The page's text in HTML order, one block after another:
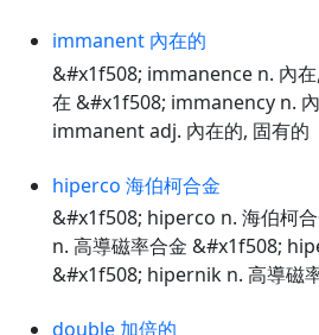
immanent 內在的
&#x1f508; immanence n. 內在
在 &#x1f508; immanency n.
immanent adj. 內在的, 固有的
hiperco 海伯柯合金
&#x1f508; hiperco n. 海伯柯
n. 高導磁率合金 &#x1f508;
&#x1f508; hipernik n. 高導磁
double 加倍的